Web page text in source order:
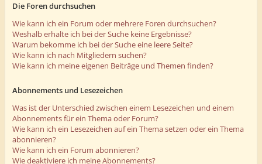
Die Foren durchsuchen
Wie kann ich ein Forum oder mehrere Foren durchsuchen?
Weshalb erhalte ich bei der Suche keine Ergebnisse?
Warum bekomme ich bei der Suche eine leere Seite?
Wie kann ich nach Mitgliedern suchen?
Wie kann ich meine eigenen Beiträge und Themen finden?
Abonnements und Lesezeichen
Was ist der Unterschied zwischen einem Lesezeichen und einem
Abonnements für ein Thema oder Forum?
Wie kann ich ein Lesezeichen auf ein Thema setzen oder ein Thema
abonnieren?
Wie kann ich ein Forum abonnieren?
Wie deaktiviere ich meine Abonnements?